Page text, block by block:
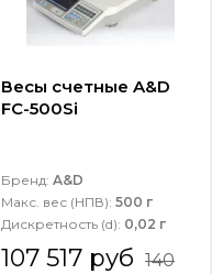
Весы счетные A&D
FC-500Si
Бренд: A&D
Макс. вес (НПВ): 500 г
Дискретность (d): 0,02 г
107 517 руб 140